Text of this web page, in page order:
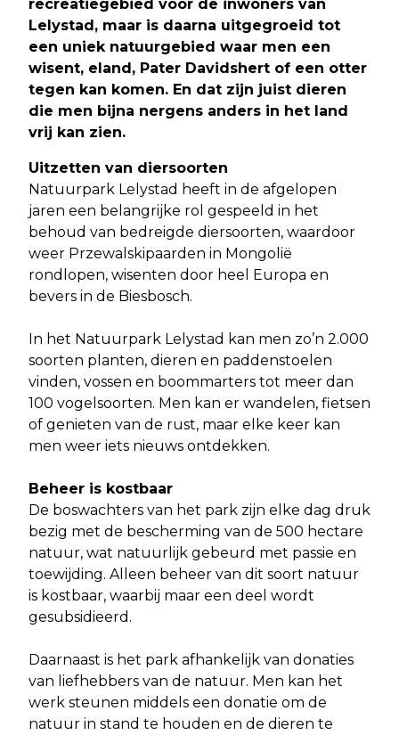
recreatiegebied voor de inwoners van
Lelystad, maar is daarna uitgegroeid tot
een uniek natuurgebied waar men een
wisent, eland, Pater Davidshert of een otter
tegen kan komen. En dat zijn juist dieren
die men bijna nergens anders in het land
vrij kan zien.
Uitzetten van diersoorten
Natuurpark Lelystad heeft in de afgelopen
jaren een belangrijke rol gespeeld in het
behoud van bedreigde diersoorten, waardoor
weer Przewalskipaarden in Mongolië
rondlopen, wisenten door heel Europa en
bevers in de Biesbosch.
In het Natuurpark Lelystad kan men zo’n 2.000
soorten planten, dieren en paddenstoelen
vinden, vossen en boommarters tot meer dan
100 vogelsoorten. Men kan er wandelen, fietsen
of genieten van de rust, maar elke keer kan
men weer iets nieuws ontdekken.
Beheer is kostbaar
De boswachters van het park zijn elke dag druk
bezig met de bescherming van de 500 hectare
natuur, wat natuurlijk gebeurd met passie en
toewijding. Alleen beheer van dit soort natuur
is kostbaar, waarbij maar een deel wordt
gesubsidieerd.
Daarnaast is het park afhankelijk van donaties
van liefhebbers van de natuur. Men kan het
werk steunen middels een donatie om de
natuur in stand te houden en de dieren te